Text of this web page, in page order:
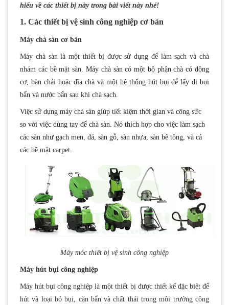
hiểu về các thiết bị này trong bài viết này nhé!
1. Các thiết bị vệ sinh công nghiệp cơ bản
Máy chà sàn cơ bản
Máy chà sàn là một thiết bị được sử dụng để làm sạch và chà
nhám các bề mặt sàn. Máy chà sàn có một bộ phận chà có động
cơ, bàn chải hoặc đĩa chà và một hệ thống hút bụi để lấy đi bụi
bẩn và nước bẩn sau khi chà sạch.
Việc sử dụng máy chà sàn giúp tiết kiệm thời gian và công sức
so với việc dùng tay để chà sàn. Nó thích hợp cho việc làm sạch
các sàn như gạch men, đá, sàn gỗ, sàn nhựa, sàn bê tông, và cả
các bề mặt carpet.
Máy móc thiết bị vệ sinh công nghiệp
Máy hút bụi công nghiệp
Máy hút bụi công nghiệp là một thiết bị được thiết kế đặc biệt để
hút và loại bỏ bụi, cặn bẩn và chất thải trong môi trường công